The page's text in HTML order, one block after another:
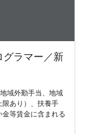
グラマー／新
域外勤手当、地域
あり）、扶養手
等賃金に含まれる